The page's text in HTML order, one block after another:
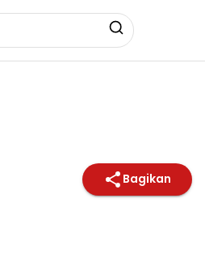
Bagikan